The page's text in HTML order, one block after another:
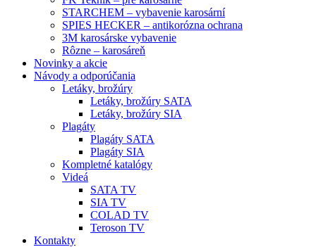
STARCHEM – vybavenie karosární
SPIES HECKER – antikorózna ochrana
3M karosárske vybavenie
Rôzne – karosáreň
Novinky a akcie
Návody a odporúčania
Letáky, brožúry
Letáky, brožúry SATA
Letáky, brožúry SIA
Plagáty
Plagáty SATA
Plagáty SIA
Kompletné katalógy
Videá
SATA TV
SIA TV
COLAD TV
Teroson TV
Kontakty